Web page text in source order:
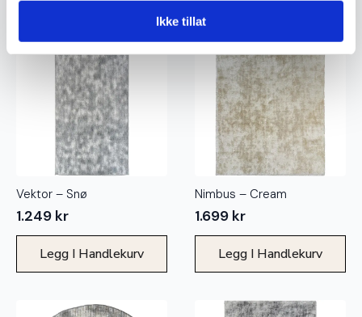
Ikke tillat
Vektor – Snø
1.249 kr
Legg I Handlekurv
Nimbus – Cream
1.699 kr
Legg I Handlekurv